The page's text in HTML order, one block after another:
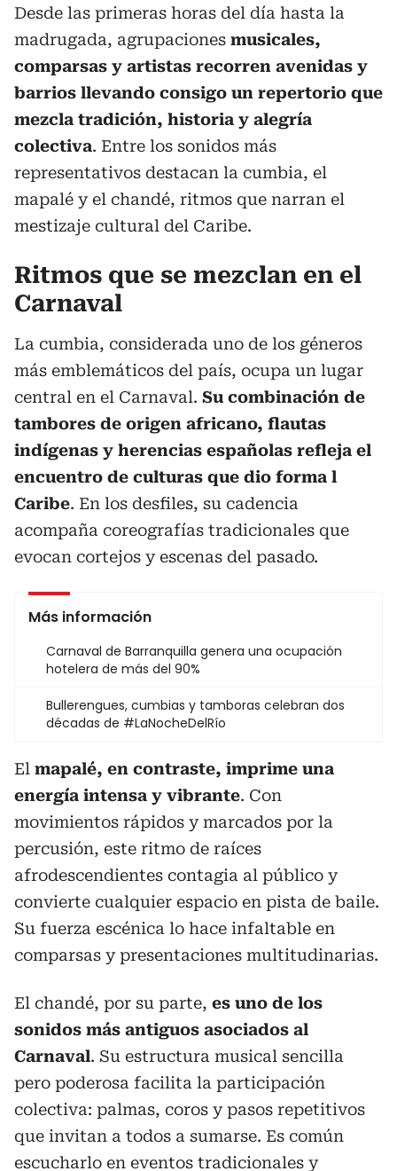
Desde las primeras horas del día hasta la
madrugada, agrupaciones musicales,
comparsas y artistas recorren avenidas y
barrios llevando consigo un repertorio que
mezcla tradición, historia y alegría
colectiva. Entre los sonidos más
representativos destacan la cumbia, el
mapalé y el chandé, ritmos que narran el
mestizaje cultural del Caribe.
Ritmos que se mezclan en el
Carnaval
La cumbia, considerada uno de los géneros
más emblemáticos del país, ocupa un lugar
central en el Carnaval. Su combinación de
tambores de origen africano, flautas
indígenas y herencias españolas refleja el
encuentro de culturas que dio forma l
Caribe. En los desfiles, su cadencia
acompaña coreografías tradicionales que
evocan cortejos y escenas del pasado.
Más información
Carnaval de Barranquilla genera una ocupación
hotelera de más del 90%
Bullerengues, cumbias y tamboras celebran dos
décadas de #LaNocheDelRío
El mapalé, en contraste, imprime una
energía intensa y vibrante. Con
movimientos rápidos y marcados por la
percusión, este ritmo de raíces
afrodescendientes contagia al público y
convierte cualquier espacio en pista de baile.
Su fuerza escénica lo hace infaltable en
comparsas y presentaciones multitudinarias.
El chandé, por su parte, es uno de los
sonidos más antiguos asociados al
Carnaval. Su estructura musical sencilla
pero poderosa facilita la participación
colectiva: palmas, coros y pasos repetitivos
que invitan a todos a sumarse. Es común
escucharlo en eventos tradicionales y